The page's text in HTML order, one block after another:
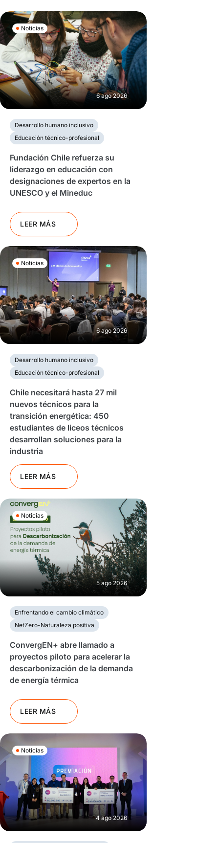
Noticias
6 ago 2026
Desarrollo humano inclusivo
Educación técnico-profesional
Fundación Chile refuerza su
liderazgo en educación con
designaciones de expertos en la
UNESCO y el Mineduc
LEER MÁS
Noticias
6 ago 2026
Desarrollo humano inclusivo
Educación técnico-profesional
Chile necesitará hasta 27 mil
nuevos técnicos para la
transición energética: 450
estudiantes de liceos técnicos
desarrollan soluciones para la
industria
LEER MÁS
Noticias
5 ago 2026
Enfrentando el cambio climático
NetZero-Naturaleza positiva
ConvergEN+ abre llamado a
proyectos piloto para acelerar la
descarbonización de la demanda
de energía térmica
LEER MÁS
Noticias
4 ago 2026